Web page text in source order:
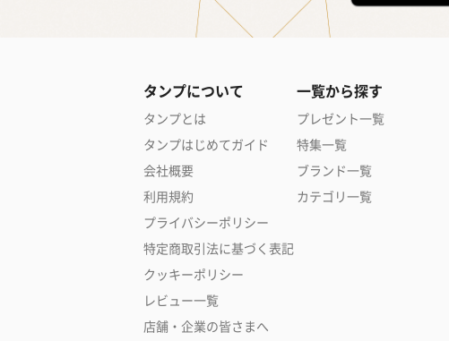
タンプについて
タンプとは
タンプはじめてガイド
会社概要
利用規約
プライバシーポリシー
特定商取引法に基づく表記
クッキーポリシー
レビュー一覧
店舗・企業の皆さまへ
一覧から探す
プレゼント一覧
特集一覧
ブランド一覧
カテゴリ一覧